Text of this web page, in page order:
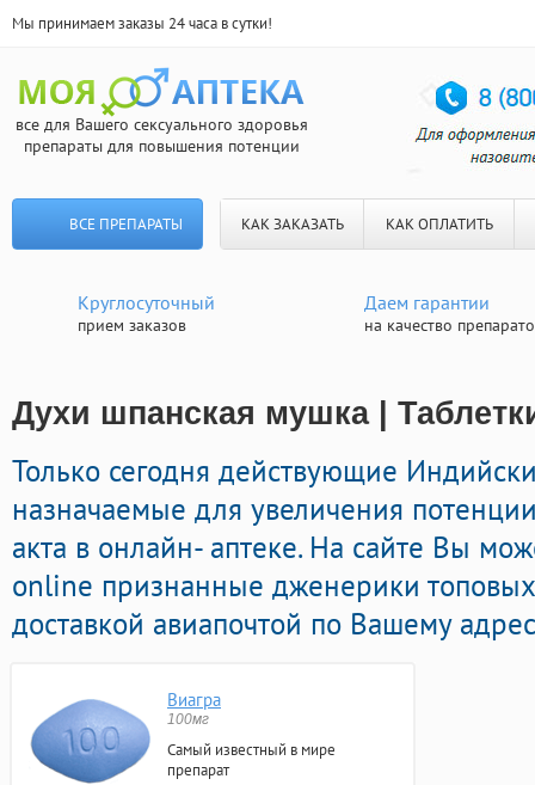
Мы принимаем заказы 24 часа в сутки!
все для Вашего сексуального здоровья
препараты для повышения потенции
ВСЕ ПРЕПАРАТЫ КАК ЗАКАЗАТЬ КАК ОПЛАТИТЬ
Круглосуточный
прием заказов
Даем гарантии
на качество
Духи шпанская мушка |
Только сегодня действующие
назначаемые для увеличения
акта в онлайн- аптеке. На сайте Вы
online признанные дженерики
доставкой авиапочтой по Вашему
Виагра
100мг
Самый известный в мире
препарат